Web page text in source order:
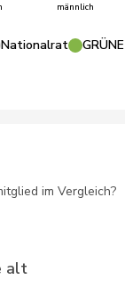
männlich
Nationalrat GRÜNE
im Vergleich?
alt